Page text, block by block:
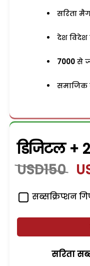
सरिता
देश विदेश
7000 से
समाजिक
डिजिटल +
USD150
सब्सक्रिप्शन
सरिता